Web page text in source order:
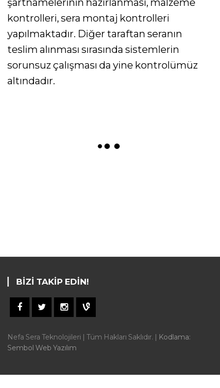
kontrolleri, sera montaj kontrolleri
yapılmaktadır. Diğer taraftan seranın
teslim alınması sırasında sistemlerin
sorunsuz çalışması da yine kontrolümüz
altındadır.
BIZI TAKIP EDIN!
Nefa Sera Teknolojileri | Tüm Hakları Saklıdır. | Kodlama:
Sembol Web Yazılım